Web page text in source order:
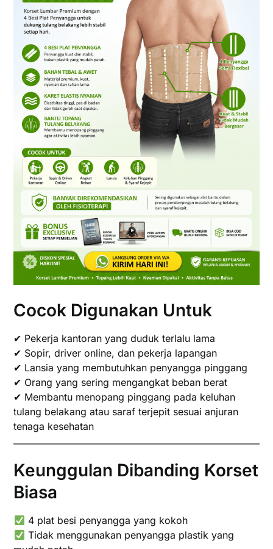
Cocok Digunakan Untuk
✔ Pekerja kantoran yang duduk terlalu lama
✔ Sopir, driver online, dan pekerja lapangan
✔ Lansia yang membutuhkan penyangga pinggang
✔ Orang yang sering mengangkat beban berat
✔ Membantu menopang pinggang pada keluhan
tulang belakang atau saraf terjepit sesuai anjuran
tenaga kesehatan
Keunggulan Dibanding Korset
Biasa
4 plat besi penyangga yang kokoh
Tidak menggunakan penyangga plastik yang